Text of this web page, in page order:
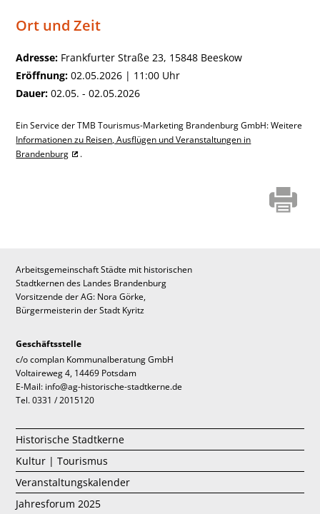
Ort und Zeit
Adresse: Frankfurter Straße 23, 15848 Beeskow
Eröffnung: 02.05.2026 | 11:00 Uhr
Dauer: 02.05. - 02.05.2026
Ein Service der TMB Tourismus-Marketing Brandenburg GmbH: Weitere
Informationen zu Reisen, Ausflügen und Veranstaltungen in
Brandenburg
.
Arbeitsgemeinschaft Städte mit historischen
Stadtkernen des Landes Brandenburg
Vorsitzende der AG: Nora Görke,
Bürgermeisterin der Stadt Kyritz
Geschäftsstelle
c/o complan Kommunalberatung GmbH
Voltaireweg 4, 14469 Potsdam
E-Mail: info@ag-historische-stadtkerne.de
Tel. 0331 / 2015120
Historische Stadtkerne
Kultur | Tourismus
Veranstaltungskalender
Jahresforum 2025